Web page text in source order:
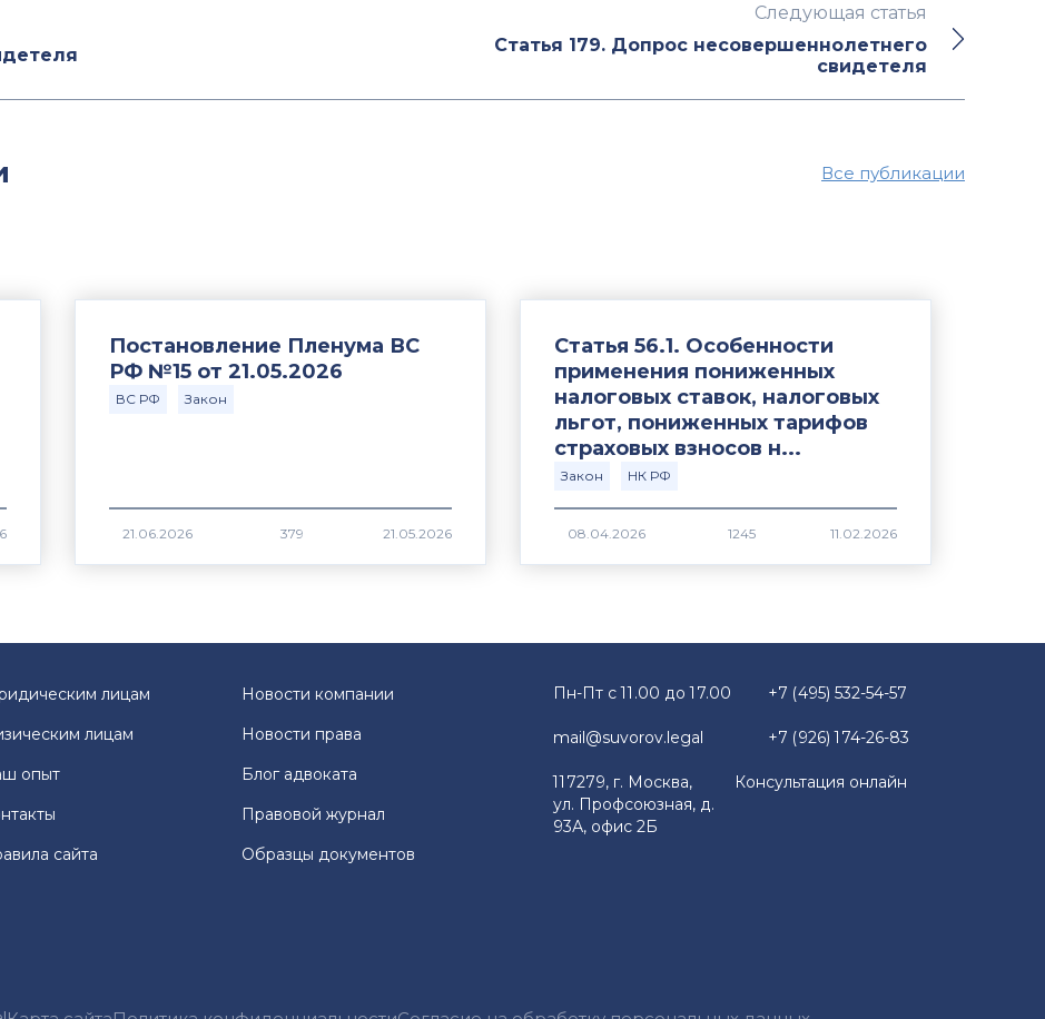
Следующая статья
Статья 179. Допрос несовершеннолетнего
свидетеля
Все публикации
Постановление Пленума ВС
РФ №15 от 21.05.2026
ВС РФ Закон
379
Статья 56.1. Особенности
применения пониженных
налоговых ставок, налоговых
льгот, пониженных тарифов
страховых взносов н...
Закон НК РФ
1245
лицам
Новости компании
лицам
Новости права
опыт
Блог адвоката
Правовой журнал
сайта
Образцы документов
Пн-Пт с 11.00 до 17.00
mail@suvorov.legal
117279, г. Москва,
ул. Профсоюзная, д.
93А, офис 2Б
+7 (495) 532-54-57
+7 (926) 174-26-83
Консультация онлайн